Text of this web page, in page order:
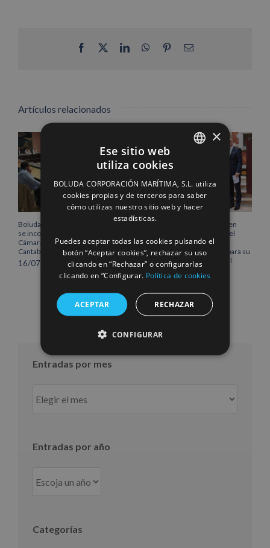
Facebook LinkedInWhatsApp
PinterestCorreo
Artículos relacionados
Boluda Corporación Marítima
se incorpora al Pleno de la
Cámara de Comercio de
Cantabria
16/07/2026
Boluda inaugura su sede en
Róterdam, consolidando el
norte de Europa como un
centro estratégico clave para su
crecimiento internacional
10/07/2026
Entradas por mes
por
Entradas por año
Categorías
ENGLISH
FRENCH
×
Ese sitio web
utiliza cookies
BOLUDA CORPORACIÓN MARÍTIMA, S.L. utiliza
cookies propias y de terceros para saber
cómo utilizas nuestro sitio web y hacer
estadísticas.
Puedes aceptar todas las cookies pulsando el
botón “Aceptar cookies”, rechazar su uso
clicando en “Rechazar” o configurarlas
clicando en “Configurar. Política de cookies
ACEPTAR RECHAZAR
CONFIGURAR